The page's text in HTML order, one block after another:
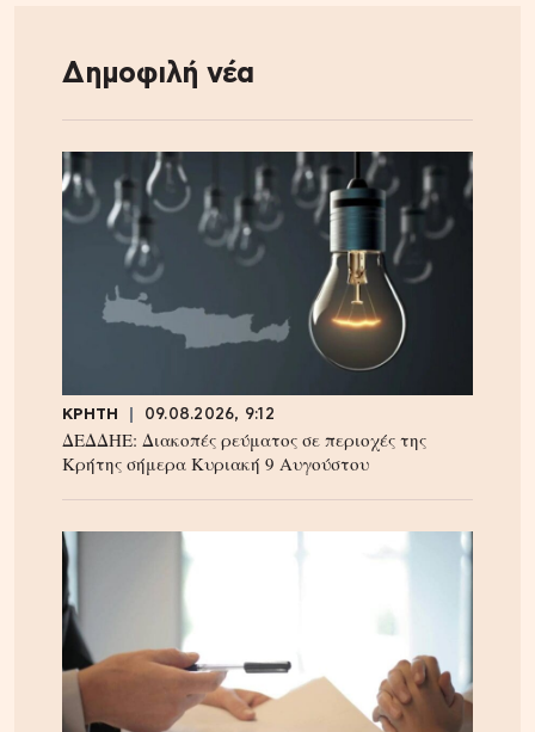
Δημοφιλή νέα
ΚΡΗΤΗ 09.08.2026, 9:12
ΔΕΔΔΗΕ: Διακοπές ρεύματος σε περιοχές της
Κρήτης σήμερα Κυριακή 9 Αυγούστου